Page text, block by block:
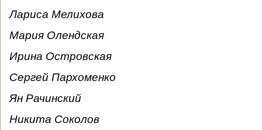
Лариса Мелихова
Мария Олендская
Ирина Островская
Сергей Пархоменко
Ян Рачинский
Никита Соколов